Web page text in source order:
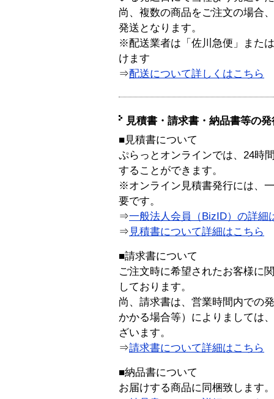
尚、複数の商品をご注文の場合
発送となります。
※配送業者は「佐川急便」また
けます
⇒配送について詳しくはこちら
見積書・請求書・納品書等の
■見積書について
ぷらっとオンラインでは、24時
することができます。
※オンライン見積書発行には、
要です。
⇒一般法人会員（BizID）の詳細
⇒ 見積書について詳細はこちら
■請求書について
ご注文時に希望されたお客様に
しております。
尚、請求書は、営業時間内での
かかる場合等）によりましては
ざいます。
⇒請求書について詳細はこちら
■納品書について
お届けする商品に同梱致します。